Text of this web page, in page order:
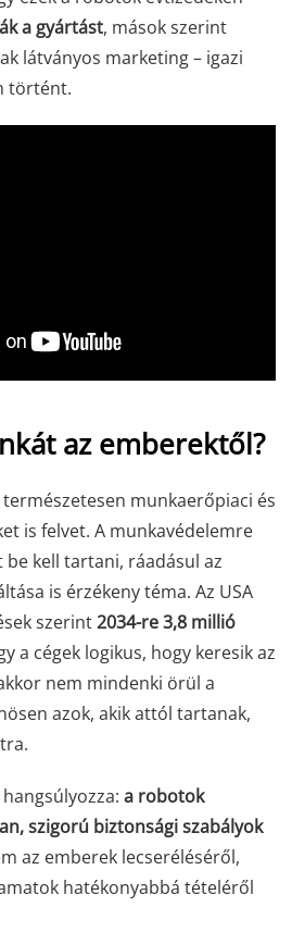
a gyártást, mások szerint
látványos marketing – igazi
történt.
az emberektől?
munkaerőpiaci és
is felvet. A munkavédelemre
kell tartani, ráadásul az
is érzékeny téma. Az USA
szerint2034-re 3,8 millió
a cégek logikus, hogy keresik az
nem mindenki örül a
azok, akik attól tartanak,
a robotok
szigorú biztonsági szabályok
az emberek lecseréléséről,
hatékonyabbá tételéről